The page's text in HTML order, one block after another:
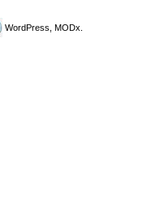
WordPress, MODx.